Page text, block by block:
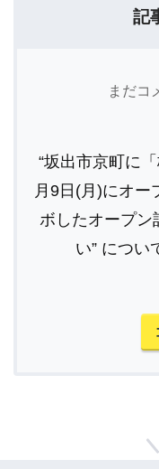
記
まだコ
“坂出市京町に
月9日(月)にオー
ボしたオープン
い” につい